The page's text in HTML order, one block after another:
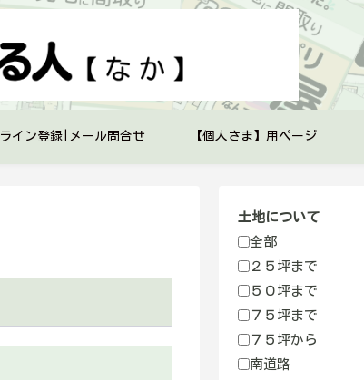
ライン登録|メール問合せ 【個人さま】用ページ
土地について
全部
２５坪まで
５０坪まで
７５坪まで
７５坪から
南道路